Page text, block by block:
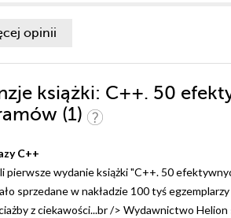
opinii
książki: C++. 50
(1)
C++
pierwsze wydanie książki "C++. 50
sprzedane w nakładzie 100 tyś
z ciekawości...br /> Wydawnictwo